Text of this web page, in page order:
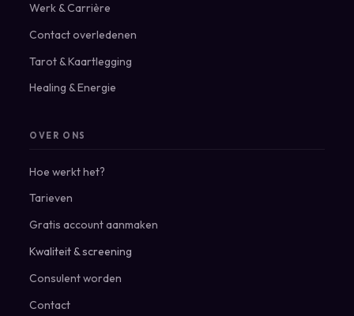
Werk & Carrière
Contact overledenen
Tarot & Kaartlegging
Healing & Energie
OVER ONS
Hoe werkt het?
Tarieven
Gratis account aanmaken
Kwaliteit & screening
Consulent worden
Contact